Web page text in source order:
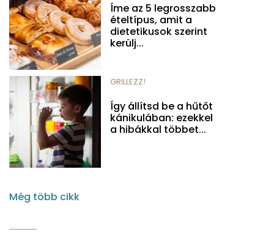
Íme az 5 legrosszabb
ételtípus, amit a
dietetikusok szerint
kerülj...
GRILLEZZ!
Így állítsd be a hűtőt
kánikulában: ezekkel
a hibákkal többet...
Még több cikk